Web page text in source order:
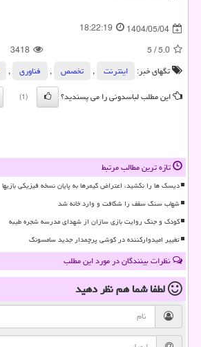
1404/05/04
18:22:19
5.0
/
5
3418
تگهای خبر:
اینترنت , تخصص , فناوری ,
این مطلب لباسدونی را می پسندید؟
(1)
تازه ترین مطالب مرتبط
دیسک ها را نکشید، اعتراض گیمرها به پایان نسخه فیزیکی بازیها
شهاب سنگ سقف را شکافت و وارد خانه شد
کودک و جنگ روایت بازی سازان از شهدای مدرسه شجره طیبه
تغییر امیدوارکننده در گوشی پرچمدار جدید سامسونگ
نظرات بینندگان در مورد این مطلب
لطفا شما همنظر دهید